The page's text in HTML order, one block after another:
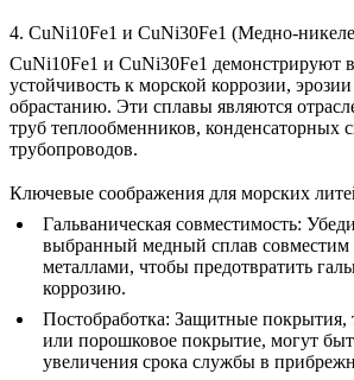
4. CuNi10Fe1 и CuNi30Fe1 (Медно-
CuNi10Fe1 и CuNi30Fe1 демонстрируют
устойчивость к морской коррозии,
обрастанию. Эти сплавы являются
труб теплообменников, конденсаторных
трубопроводов.
Ключевые соображения для морских
Гальваническая совместимость:
выбранный медный сплав совместим
металлами, чтобы предотвратить
коррозию.
Постобработка: Защитные покрытия,
или порошковое покрытие, могут
увеличения срока службы в